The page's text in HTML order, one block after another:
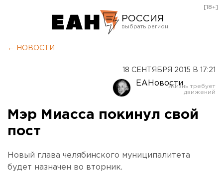
РОССИЯ
Оренбург
[18+]
← НОВОСТИ
18 СЕНТЯБРЯ 2015 В 17:21
ЕАНовости
Мэр Миасса покинул свой
пост
Новый глава челябинского муниципалитета
будет назначен во вторник.